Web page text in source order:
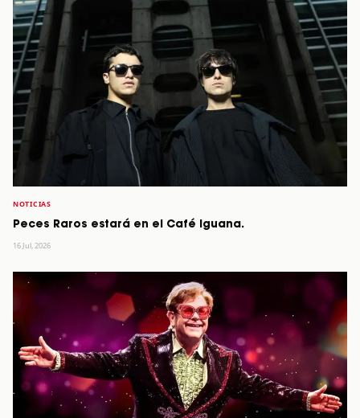
NOTICIAS
Peces Raros estará en el Café Iguana.
16 Jul, 2026